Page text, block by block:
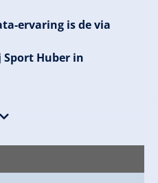
ervaring is de via
Huber in